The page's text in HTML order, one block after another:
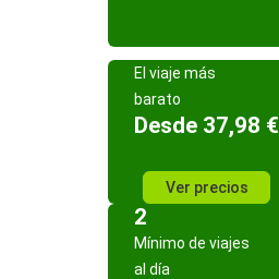
El viaje más
barato
Desde 37,98 €
Ver precios
2
Mínimo de viajes
al día